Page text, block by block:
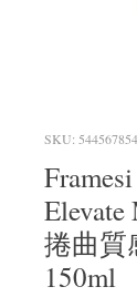
SKU: 544567854
Elevate
捲曲質
150ml